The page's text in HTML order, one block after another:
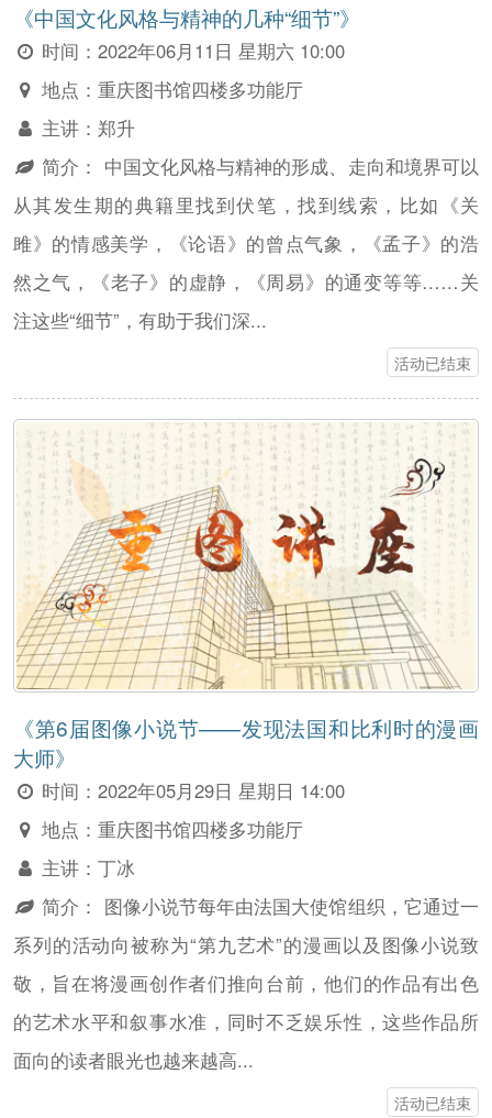
《中国文化风格与精神的几种“细节”》
时间：2022年06月11日 星期六 10:00
地点：重庆图书馆四楼多功能厅
主讲：郑升
简介： 中国文化风格与精神的形成、走向和境界可以
从其发生期的典籍里找到伏笔，找到线索，比如《关
雎》的情感美学，《论语》的曾点气象，《孟子》的浩
然之气，《老子》的虚静，《周易》的通变等等……关
注这些“细节”，有助于我们深...
活动已结束
《第6届图像小说节——发现法国和比利时的漫画
大师》
时间：2022年05月29日 星期日 14:00
地点：重庆图书馆四楼多功能厅
主讲：丁冰
简介： 图像小说节每年由法国大使馆组织，它通过一
系列的活动向被称为“第九艺术”的漫画以及图像小说致
敬，旨在将漫画创作者们推向台前，他们的作品有出色
的艺术水平和叙事水准，同时不乏娱乐性，这些作品所
面向的读者眼光也越来越高...
活动已结束